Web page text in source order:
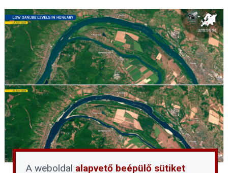
A weboldal alapvető beépülő sütiket